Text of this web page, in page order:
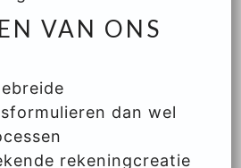
VAN ONS
dan wel
rekeningcreatie